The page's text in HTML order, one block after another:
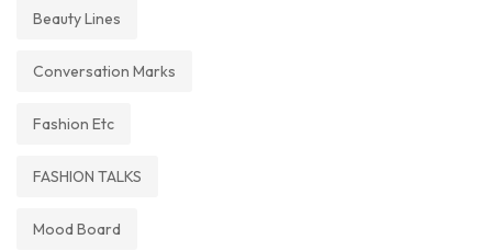
Beauty Lines
Conversation Marks
Fashion Etc
FASHION TALKS
Mood Board